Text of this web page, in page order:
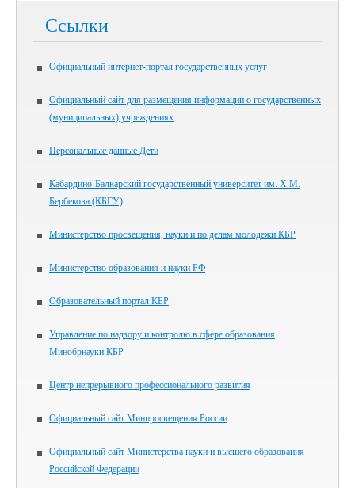
Ссылки
Официальный интернет-портал государственных услуг
Официальный сайт для размещения информации о государственных
(муниципальных) учреждениях
Персональные данные Дети
Кабардино-Балкарский государственный университет им. Х.М.
Бербекова (КБГУ)
Министерство просвещения, науки и по делам молодежи КБР
Министерство образования и науки РФ
Образовательный портал КБР
Управление по надзору и контролю в сфере образования
Минобрнауки КБР
Центр непрерывного профессионального развития
Официальный сайт Минпросвещения России
Официальный сайт Министерства науки и высшего образования
Российской Федерации